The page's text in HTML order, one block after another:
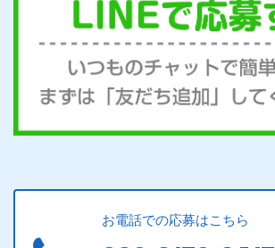
お電話での応募はこちら